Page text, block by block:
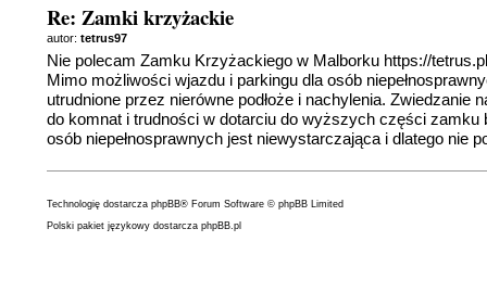
Re: Zamki krzyżackie
autor:tetrus97
Nie polecam Zamku Krzyżackiego w Malborku https://
Mimo możliwości wjazdu i parkingu dla osób
utrudnione przez nierówne podłoże i nachylenia.
do komnat i trudności w dotarciu do wyższych części
osób niepełnosprawnych jest niewystarczająca i dlatego nie
Technologię dostarczaphpBB® Forum Software © phpBB Limited
Polski pakiet językowy dostarczaphpBB.pl